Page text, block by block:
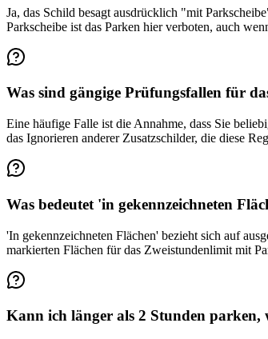
Ja, das Schild besagt ausdrücklich "mit
Parkscheibe ist das Parken hier verboten, auch
Was sind gängige Prüfungsfallen für
Eine häufige Falle ist die Annahme, dass Sie
das Ignorieren anderer Zusatzschilder, die diese
Was bedeutet 'in gekennzeichneten
'In gekennzeichneten Flächen' bezieht sich auf
markierten Flächen für das Zweistundenlimit mit
Kann ich länger als 2 Stunden parken,